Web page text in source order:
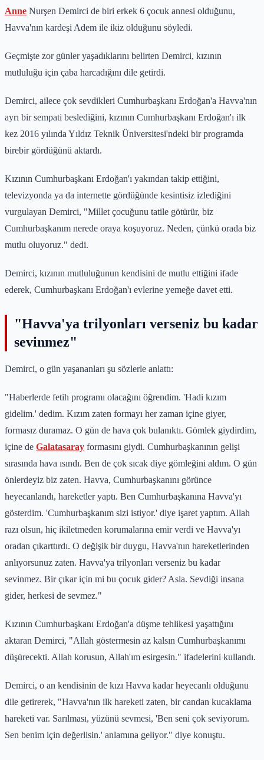
Anne Nurşen Demirci de biri erkek 6 çocuk annesi olduğunu,
Havva'nın kardeşi Adem ile ikiz olduğunu söyledi.
Geçmişte zor günler yaşadıklarını belirten Demirci, kızının
mutluluğu için çaba harcadığını dile getirdi.
Demirci, ailece çok sevdikleri Cumhurbaşkanı Erdoğan'a Havva'nın
ayrı bir sempati beslediğini, kızının Cumhurbaşkanı Erdoğan'ı ilk
kez 2016 yılında Yıldız Teknik Üniversitesi'ndeki bir programda
birebir gördüğünü aktardı.
Kızının Cumhurbaşkanı Erdoğan'ı yakından takip ettiğini,
televizyonda ya da internette gördüğünde kesintisiz izlediğini
vurgulayan Demirci, "Millet çocuğunu tatile götürür, biz
Cumhurbaşkanım nerede oraya koşuyoruz. Neden, çünkü orada biz
mutlu oluyoruz." dedi.
Demirci, kızının mutluluğunun kendisini de mutlu ettiğini ifade
ederek, Cumhurbaşkanı Erdoğan'ı evlerine yemeğe davet etti.
"Havva'ya trilyonları verseniz bu kadar
sevinmez"
Demirci, o gün yaşananları şu sözlerle anlattı:
"Haberlerde fetih programı olacağını öğrendim. 'Hadi kızım
gidelim.' dedim. Kızım zaten formayı her zaman içine giyer,
formasız duramaz. O gün de hava çok bulanıktı. Gömlek giydirdim,
içine de Galatasaray formasını giydi. Cumhurbaşkanının gelişi
sırasında hava ısındı. Ben de çok sıcak diye gömleğini aldım. O gün
önlerdeyiz biz zaten. Havva, Cumhurbaşkanını görünce
heyecanlandı, hareketler yaptı. Ben Cumhurbaşkanına Havva'yı
gösterdim. 'Cumhurbaşkanım sizi istiyor.' diye işaret yaptım. Allah
razı olsun, hiç ikiletmeden korumalarına emir verdi ve Havva'yı
oradan çıkarttırdı. O değişik bir duygu, Havva'nın hareketlerinden
anlıyorsunuz zaten. Havva'ya trilyonları verseniz bu kadar
sevinmez. Bir çıkar için mi bu çocuk gider? Asla. Sevdiği insana
gider, herkesi de sevmez."
Kızının Cumhurbaşkanı Erdoğan'a düşme tehlikesi yaşattığını
aktaran Demirci, "Allah göstermesin az kalsın Cumhurbaşkanımı
düşürecekti. Allah korusun, Allah'ım esirgesin." ifadelerini kullandı.
Demirci, o an kendisinin de kızı Havva kadar heyecanlı olduğunu
dile getirerek, "Havva'nın ilk hareketi zaten, bir candan kucaklama
hareketi var. Sarılması, yüzünü sevmesi, 'Ben seni çok seviyorum.
Sen benim için değerlisin.' anlamına geliyor." diye konuştu.